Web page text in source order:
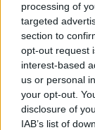
processing of
targeted
section to
opt-out request
interest-based
us or personal
your opt-out.
disclosure of
IAB’s list of